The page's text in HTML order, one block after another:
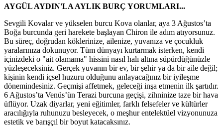
AYGÜL AYDIN'LA AYLIK BURÇ YORUMLARI...
Sevgili Kovalar ve yükselen burcu Kova olanlar, aya 3 Ağustos’ta
Boğa burcunda geri harekete başlayan Chiron ile adım atıyorsunuz.
Bu süreç, doğrudan köklerinize, ailenize, yuvanıza ve çocukluk
yaralarınıza dokunuyor. Tüm dünyayı kurtarmak isterken, kendi
içinizdeki o "ait olamama" hissini nasıl halı altına süpürdüğünüzle
yüzleşeceksiniz. Gerçek yuvanın bir ev, bir şehir ya da bir aile değil;
kişinin kendi içsel huzuru olduğunu anlayacağınız bir iyileşme
dönemindesiniz. Geçmişi affetmek, geleceği inşa etmenin ilk şartıdır.
6 Ağustos’ta Venüs’ün Terazi burcuna geçişi, zihninize taze bir hava
üflüyor. Uzak diyarlar, yeni eğitimler, farklı felsefeler ve kültürler
aracılığıyla ruhunuzu besleyecek, o meşhur entelektüel vizyonunuza
estetik ve barışçıl bir boyut katacaksınız.